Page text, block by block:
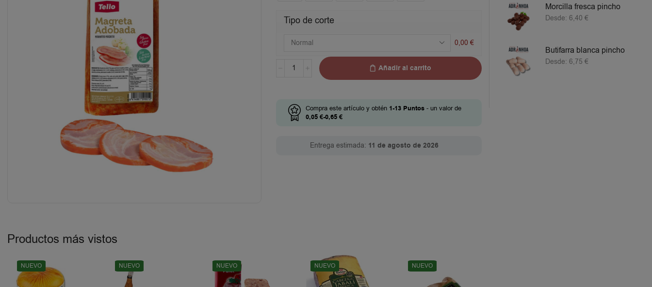
Tipo de corte
0,00 €
Añadir al carrito
Compra este artículo y obtén 1-13 Puntos - un valor de
0,05€-0,65€
Entrega estimada: 11 de agosto de 2026
Productos más vistos
NUEVO NUEVO NUEVO NUEVO NUEVO
Morcilla fresca pincho
Desde: 6,40 €
Butifarra blanca pincho
Desde: 6,75 €